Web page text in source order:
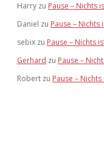
Harry zu Pause – Nichts
Daniel zu Pause –
sebix zu Pause – Nichts
Gerhard zu Pause –
Robert zu Pause –